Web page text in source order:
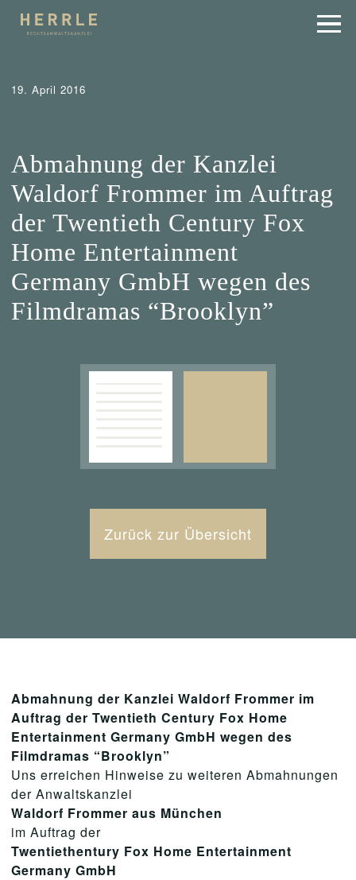
19. April 2016
Abmahnung der Kanzlei
Waldorf Frommer im Auftrag
der Twentieth Century Fox
Home Entertainment
Germany GmbH wegen des
Filmdramas “Brooklyn”
Zurück zur Übersicht
Abmahnung der Kanzlei Waldorf Frommer im
Auftrag der Twentieth Century Fox Home
Entertainment Germany GmbH wegen des
Filmdramas “Brooklyn”
Uns erreichen Hinweise zu weiteren Abmahnungen
der Anwaltskanzlei
Waldorf Frommer aus München
im Auftrag der
Twentiethentury Fox Home Entertainment
Germany GmbH